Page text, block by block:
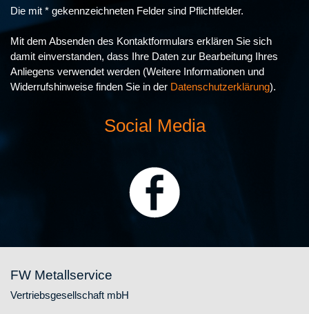
Die mit * gekennzeichneten Felder sind Pflichtfelder.
Mit dem Absenden des Kontaktformulars erklären Sie sich
damit einverstanden, dass Ihre Daten zur Bearbeitung Ihres
Anliegens verwendet werden (Weitere Informationen und
Widerrufshinweise finden Sie in der Datenschutzerklärung).
Social Media
FW Metallservice
Vertriebsgesellschaft mbH